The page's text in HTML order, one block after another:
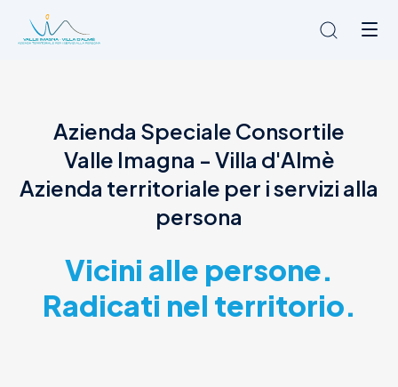
L'Ambito
Cosa facciamo
News
Amministrazione trasparente
Azienda Speciale Consortile
Valle Imagna - Villa d'Almè
Azienda territoriale per i servizi alla
persona
Vicini alle persone.
Radicati nel territorio.